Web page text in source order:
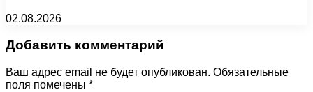
02.08.2026
Добавить комментарий
Ваш адрес email не будет опубликован. Обязательные
поля помечены *